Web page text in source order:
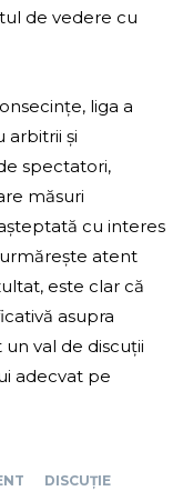
de vedere cu
liga a
arbitrii și
spectatori,
măsuri
cu interes
atent
este clar că
asupra
val de discuții
adecvat pe
DISCUȚIE